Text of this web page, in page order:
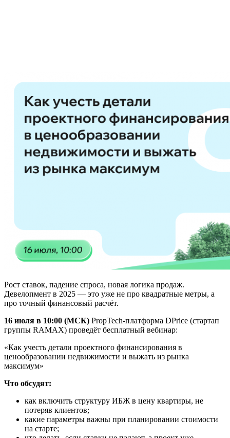
Рост ставок, падение спроса, новая логика продаж.
Девелопмент в 2025 — это уже не про квадратные метры, а
про точный финансовый расчёт.
16 июля в 10:00 (МСК) PropTech-платформа DPrice (стартап
группы RAMAX) проведёт бесплатный вебинар:
«Как учесть детали проектного финансирования в
ценообразовании недвижимости и выжать из рынка
максимум»
Что обсудят:
как включить структуру ИБЖ в цену квартиры, не
потеряв клиентов;
какие параметры важны при планировании стоимости
на старте;